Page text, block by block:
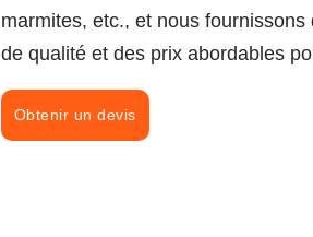
marmites, etc., et nous
de qualité et des prix abordables
Obtenir un devis